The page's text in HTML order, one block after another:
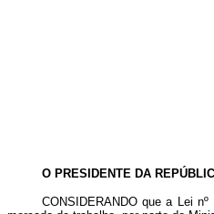
O PRESIDENTE DA
CONSIDERANDO que a Lei